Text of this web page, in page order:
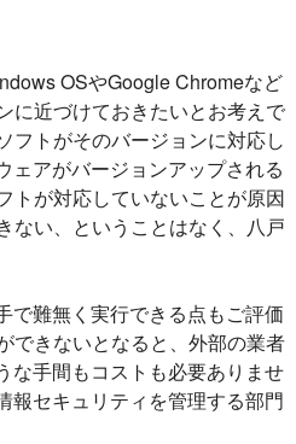
OSやGoogle Chromeなど
に近づけておきたいとお考えで
フトがそのバージョンに対応し
ェアがバージョンアップされる
トが対応していないことが原因
ない、ということはなく、八戸
で難無く実行できる点もご評価
できないとなると、外部の業者
な手間もコストも必要ありませ
報セキュリティを管理する部門